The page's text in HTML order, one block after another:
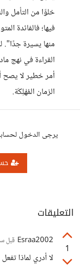
خلوًا من التأمل
فيها؛ فالفائدة
منها يسيرة جدًا".
القراءة في نهج
أمر خطير لا يصح
الزمان المُهْلِكَة.
يرجى الدخول
التعليقات
1
Esraa2002 قبل
لا أدري لماذا